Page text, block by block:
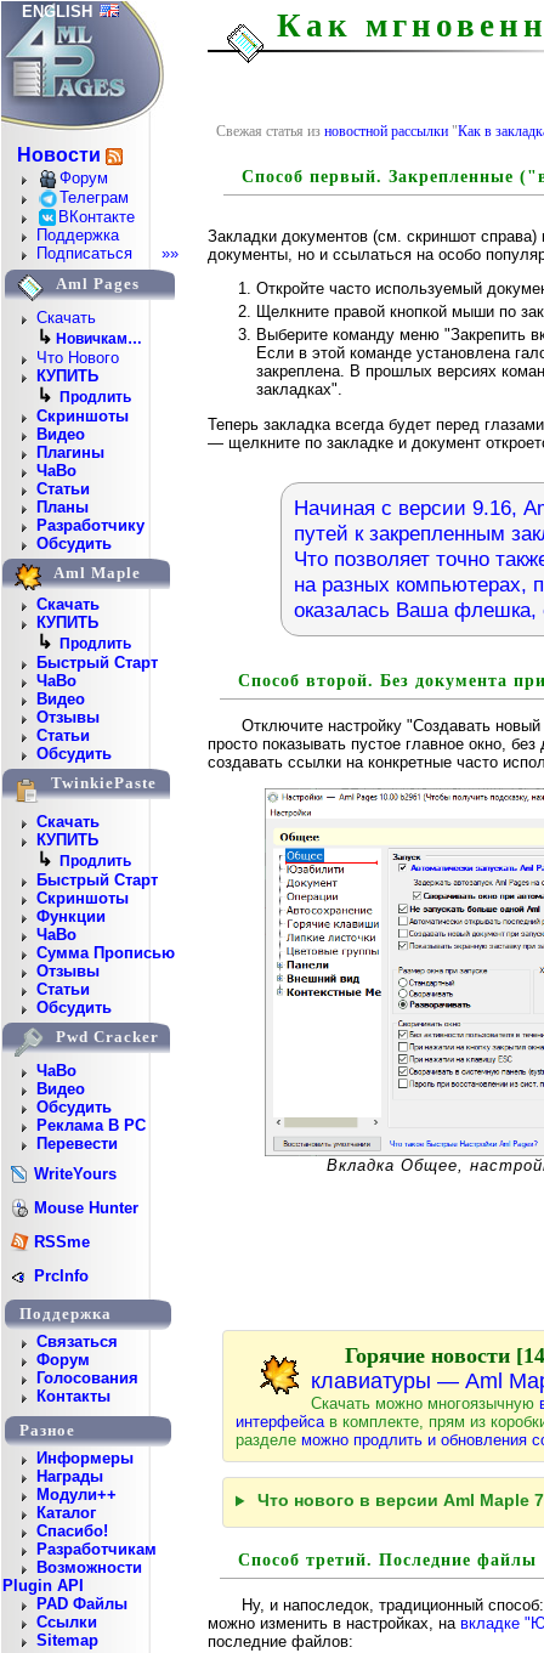
ENGLISH
Новости
Форум
Телеграм
ВКонтакте
Поддержка
Подписаться
»»
Aml Pages
Скачать
↳ Новичкам…
Что Нового
КУПИТЬ
↳ Продлить
Скриншоты
Видео
Плагины
ЧаВо
Статьи
Планы
Разработчику
Обсудить
Aml Maple
Скачать
КУПИТЬ
↳ Продлить
Быстрый Старт
ЧаВо
Видео
Отзывы
Статьи
Обсудить
TwinkiePaste
Скачать
КУПИТЬ
↳ Продлить
Быстрый Старт
Скриншоты
Функции
ЧаВо
Сумма Прописью
Отзывы
Статьи
Обсудить
Pwd Cracker
ЧаВо
Видео
Обсудить
Реклама В PC
Перевести
WriteYours
Mouse Hunter
RSSme
PrcInfo
Поддержка
Cвязаться
Форум
Голосования
Контакты
Разное
Информеры
Награды
Модули++
Каталог
Спасибо!
Разработчикам
Возможности
Plugin API
PAD Файлы
Ссылки
Sitemap
Как
Свежая статья из новостной рассылки "Как в
Способ первый. Закрепленные
Закладки документов (см. скриншот справа)
документы, но и ссылаться на особо
Откройте часто используемый
Щелкните правой кнопкой мыши по
Выберите команду меню "Закрепить
Если в этой команде установлена
закреплена. В прошлых версиях
закладках".
Теперь закладка всегда будет перед
— щелкните по закладке и документ
Начиная с версии 9.16,
путей к закрепленным
Что позволяет точно
на разных компьютерах,
оказалась Ваша флешка,
Способ второй. Без документа
Отключите настройку "Создавать
просто показывать пустое главное окно,
создавать ссылки на конкретные часто
Вкладка Общее,
Горячие новости
клавиатуры — Aml
Скачать можно многоязычную
интерфейсав комплекте, прям из
разделе можно продлить и обновления
Что нового в версии Aml Maple
Способ третий. Последние файлы
Ну, и напоследок, традиционный
можно изменить в настройках, на вкладке
последние файлов: